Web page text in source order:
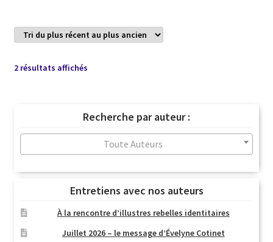
2 résultats affichésTrié
au
plus
ancien
Recherche par auteur :
Toute Auteurs
Entretiens avec nos auteurs
À la rencontre d’illustres rebelles identitaires
Juillet 2026 – le message d’Évelyne Cotinet